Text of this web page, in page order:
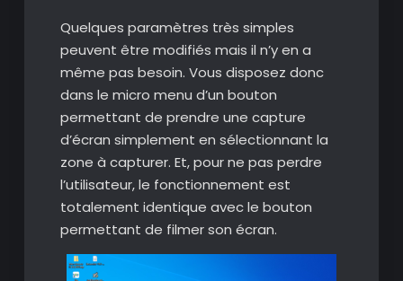
Quelques paramètres très simples
peuvent être modifiés mais il n’y en a
même pas besoin. Vous disposez donc
dans le micro menu d’un bouton
permettant de prendre une capture
d’écran simplement en sélectionnant la
zone à capturer. Et, pour ne pas perdre
l’utilisateur, le fonctionnement est
totalement identique avec le bouton
permettant de filmer son écran.